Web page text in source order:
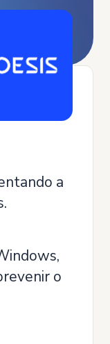
a
o